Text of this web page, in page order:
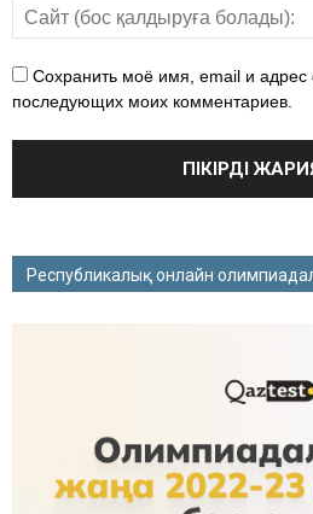
Сохранить моё имя, email и адрес
последующих моих комментариев.
Республикалық онлайн